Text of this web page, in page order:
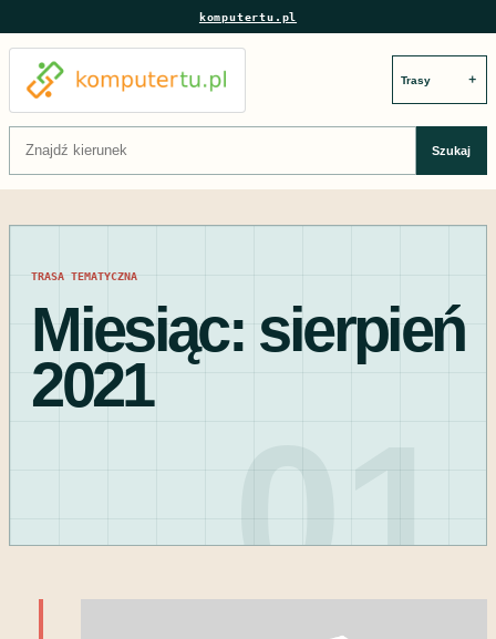
komputertu.pl
＋
Szukaj:
Szukaj
TRASA TEMATYCZNA
01
Miesiąc: sierpień
2021